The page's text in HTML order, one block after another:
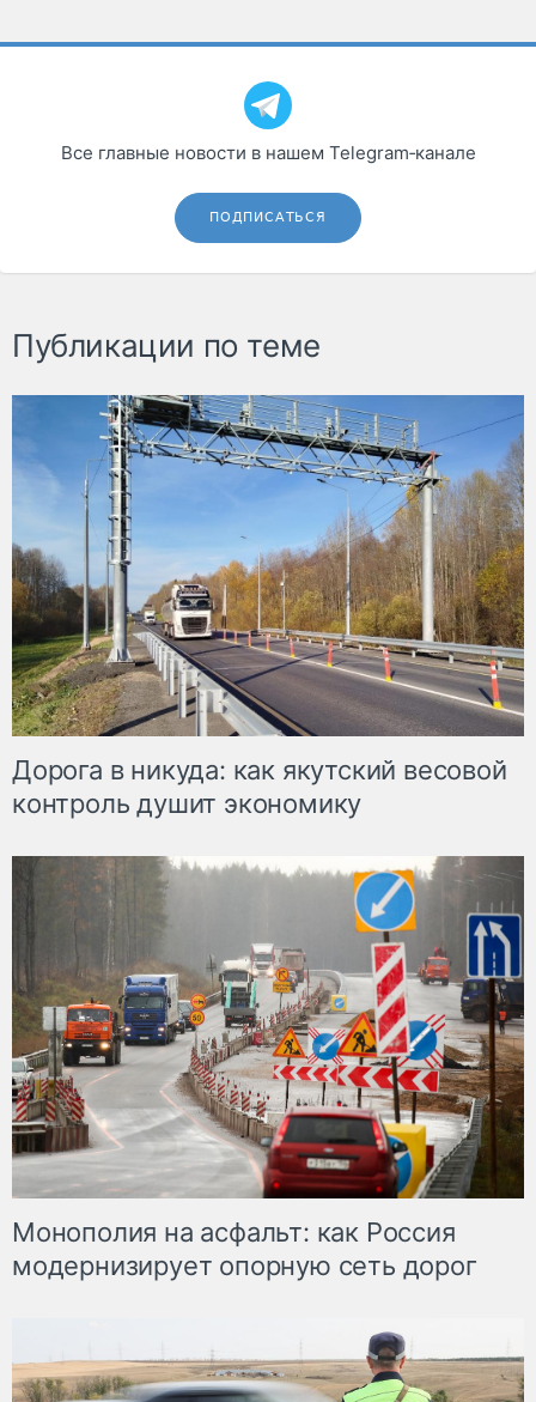
Все главные новости в нашем Telegram‑канале
ПОДПИСАТЬСЯ
Публикации по теме
Дорога в никуда: как якутский весовой
контроль душит экономику
Монополия на асфальт: как Россия
модернизирует опорную сеть дорог